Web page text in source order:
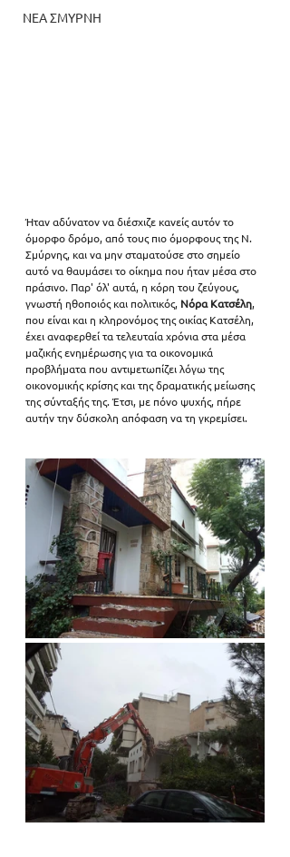
ΝΕΑ ΣΜΥΡΝΗ
Ήταν αδύνατον να διέσχιζε κανείς αυτόν το
όμορφο δρόμο, από τους πιο όμορφους της Ν.
Σμύρνης, και να μην σταματούσε στο σημείο
αυτό να θαυμάσει το οίκημα που ήταν μέσα στο
πράσινο. Παρ' όλ' αυτά, η κόρη του ζεύγους,
γνωστή ηθοποιός και πολιτικός, Νόρα Κατσέλη,
που είναι και η κληρονόμος της οικίας Κατσέλη,
έχει αναφερθεί τα τελευταία χρόνια στα μέσα
μαζικής ενημέρωσης για τα οικονομικά
προβλήματα που αντιμετωπίζει λόγω της
οικονομικής κρίσης και της δραματικής μείωσης
της σύνταξής της. Έτσι, με πόνο ψυχής, πήρε
αυτήν την δύσκολη απόφαση να τη γκρεμίσει.